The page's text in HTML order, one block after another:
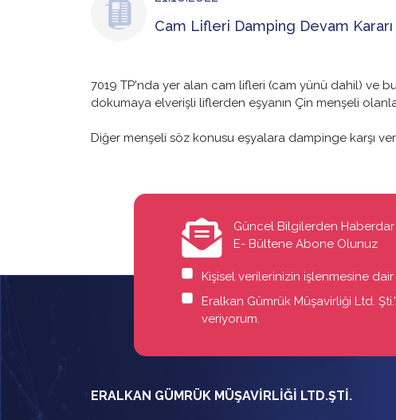
Cam Lifleri Damping Devam Kararı
7019 TP'nda yer alan cam lifleri (cam yünü dahil) ve
dokumaya elverişli liflerden eşyanın Çin menşeli
Diğer menşeli söz konusu eşyalara dampinge karşı
Güncel Bilgilerden
E- Bültene Abone Olunuz
Kişisel verilerinizin işlenmesine
Eralkan Gümrük Müşavirliği Ltd.
veriyorum.
ERALKAN GÜMRÜK MÜŞAVİRLİĞİ LTD.ŞTİ.